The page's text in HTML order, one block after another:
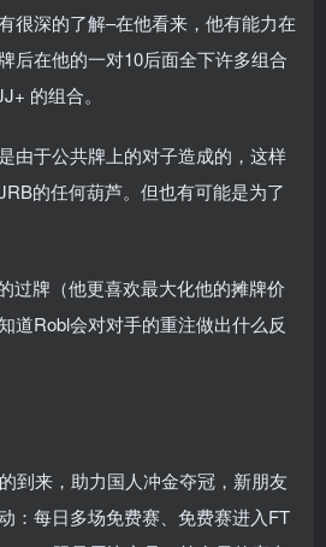
很深的了解–在他看来，他有能力在
后在他的一对10后面全下许多组合
的组合。
由于公共牌上的对子造成的，这样
的任何葫芦。但也有可能是为了
过牌（他更喜欢最大化他的摊牌价
Robl会对对手的重注做出什么反
到来，助力国人冲金夺冠，新朋友
：每日多场免费赛、免费赛进入FT